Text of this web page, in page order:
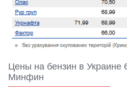
Цены на бензин в Украине
Минфин